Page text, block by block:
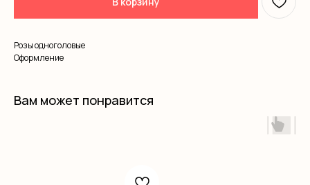
Розы одноголовые
Оформление
Вам может понравится